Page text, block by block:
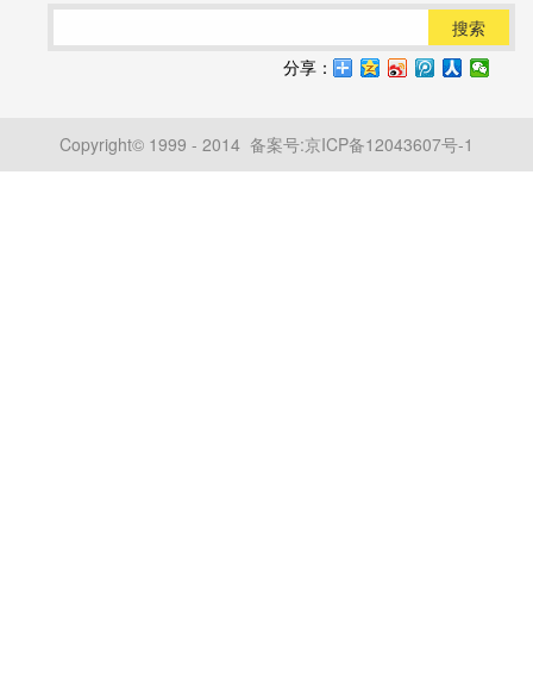
搜索
分享：
Copyright© 1999 - 2014 备案号:京ICP备12043607号-1